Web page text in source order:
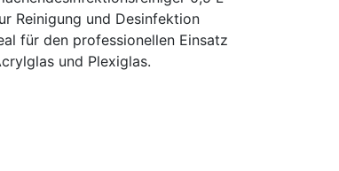
Reinigung und Desinfektion
für den professionellen Einsatz
und Plexiglas.